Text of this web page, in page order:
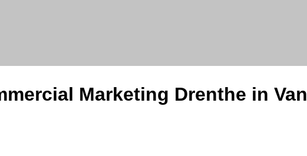
Marketing Drenthe in Van